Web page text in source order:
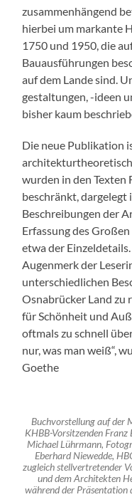
zusammenhängend
hierbei um markante
1750 und 1950, die
Bauausführungen
auf dem Lande sind.
gestaltungen, -ideen
bisher kaum
Die neue Publikation
wurden in den Texten
beschränkt, dargelegt
Beschreibungen der
Erfassung des
etwa der
Augenmerk der
unterschiedlichen
Osnabrücker Land zu
für Schönheit und
oftmals zu schnell
nur, was man weiß“,
Goethe
Buchvorstellung auf der
KHBB-Vorsitzenden
Michael Lührmann,
Eberhard Niewedde,
zugleich stellvertretender
und dem Architekten
während der Präsentation